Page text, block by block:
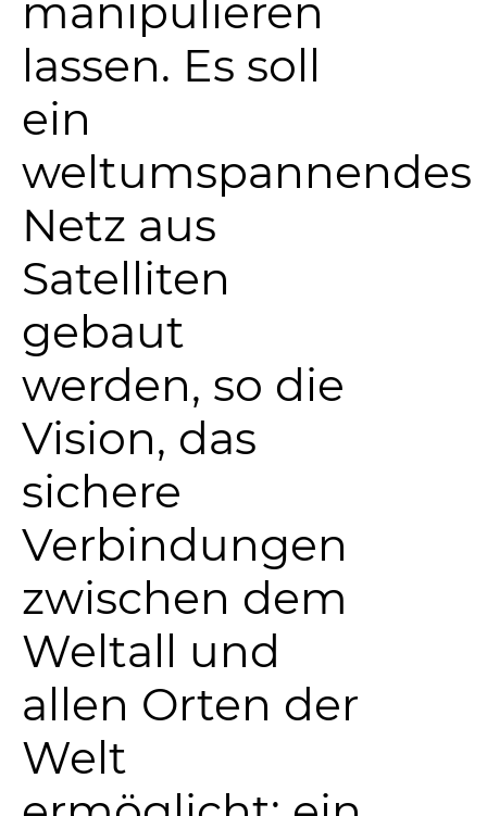
manipulieren
lassen. Es soll
ein
weltumspannendes
Netz aus
Satelliten
gebaut
werden, so die
Vision, das
sichere
Verbindungen
zwischen dem
Weltall und
allen Orten der
Welt